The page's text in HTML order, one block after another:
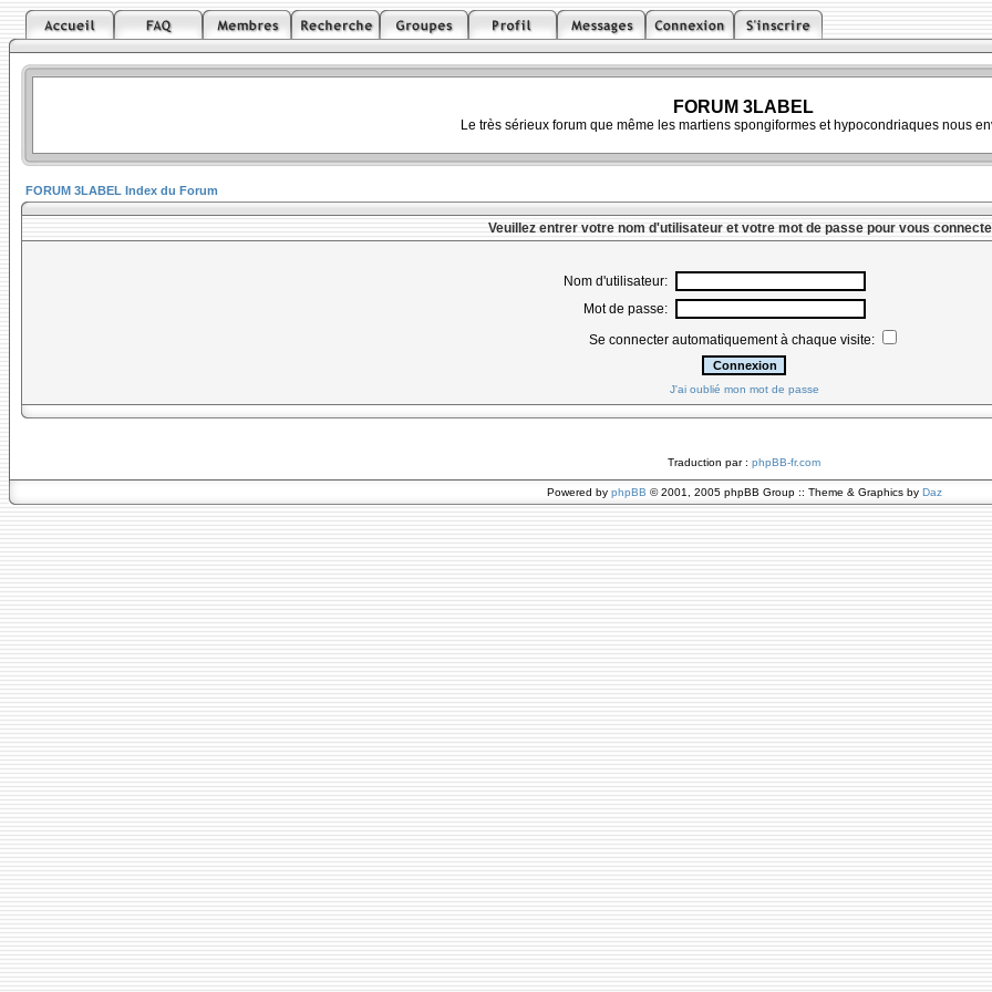
FORUM 3LABEL
Le très sérieux forum que même les martiens spongiformes et hypocondriaques nous
FORUM 3LABEL Index du Forum
Veuillez entrer votre nom d'utilisateur et votre mot de passe pour vous
Nom d'utilisateur:
Mot de passe:
Se connecter automatiquement à chaque visite:
J'ai oublié mon mot de passe
Traduction par : phpBB-fr.com
Powered by phpBB © 2001, 2005 phpBB Group :: Theme & Graphics by Daz